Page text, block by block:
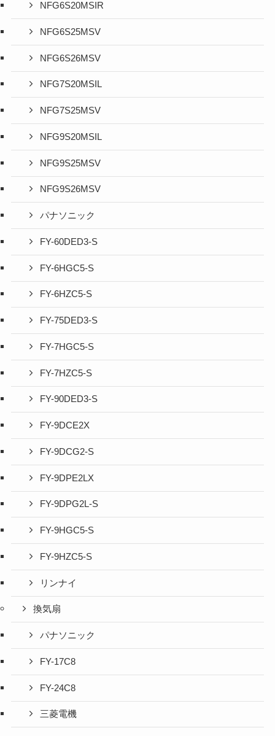
NFG6S20MSIR
NFG6S25MSV
NFG6S26MSV
NFG7S20MSIL
NFG7S25MSV
NFG9S20MSIL
NFG9S25MSV
NFG9S26MSV
パナソニック
FY-60DED3-S
FY-6HGC5-S
FY-6HZC5-S
FY-75DED3-S
FY-7HGC5-S
FY-7HZC5-S
FY-90DED3-S
FY-9DCE2X
FY-9DCG2-S
FY-9DPE2LX
FY-9DPG2L-S
FY-9HGC5-S
FY-9HZC5-S
リンナイ
換気扇
パナソニック
FY-17C8
FY-24C8
三菱電機